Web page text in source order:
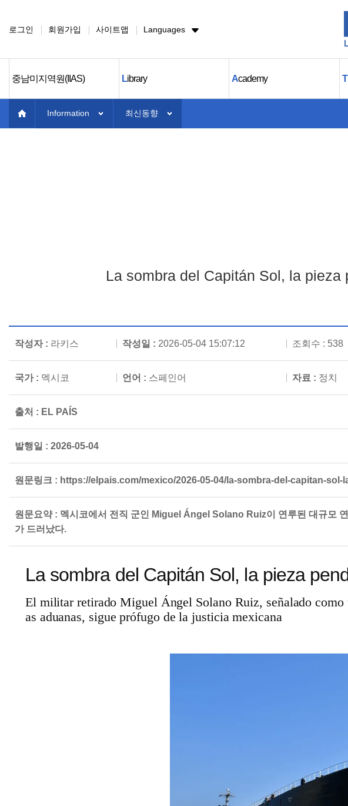
로그인 회원가입 사이트맵 Languages
중남미지역원(IIAS) Library Academy T
Information 최신동향
La sombra del Capitán Sol, la
작성자 : 라키스 작성일 : 2026-05-04 15:07:12 조회수 : 538
국가 : 멕시코 언어 : 스페인어 자료 : 정치
출처 : EL PAÍS
발행일 : 2026-05-04
원문링크 : https://elpais.com/mexico/2026-05-04/la-sombra-del-capitan-
원문요약 : 멕시코에서 전직 군인 Miguel Ángel Solano Ruiz이 연루된 대규모
가 드러났다.
La sombra del Capitán Sol, la pieza
El militar retirado Miguel Ángel Solano Ruiz, señalado
as aduanas, sigue prófugo de la justicia mexicana